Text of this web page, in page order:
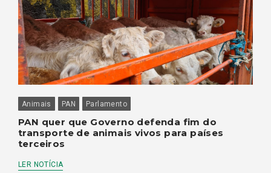
Animais PAN Parlamento
PAN quer que Governo defenda fim do
transporte de animais vivos para países
terceiros
LER NOTÍCIA